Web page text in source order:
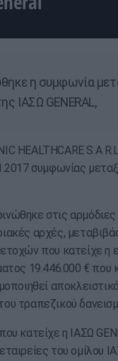
η συμφωνία
ΙΑΣΩ GENERAL,
HEALTHCARE S.A
συμφωνίας
στις αρμόδιες
αρχές,
που κατείχε η
19.446.000 € που
τραπεζικού
κατείχε η ΙΑΣΩ
του ομίλου